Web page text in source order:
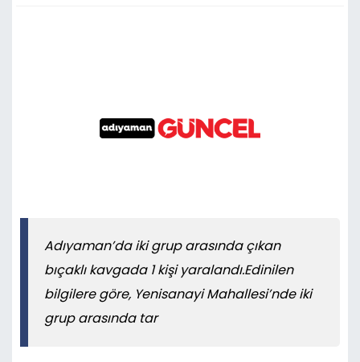
Adıyaman’da iki grup arasında çıkan
bıçaklı kavgada 1 kişi yaralandı.Edinilen
bilgilere göre, Yenisanayi Mahallesi’nde iki
grup arasında tar